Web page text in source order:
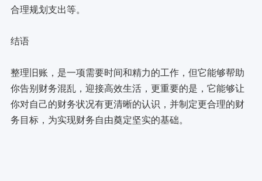
合理规划支出等。
结语
整理旧账，是一项需要时间和精力的工作，但它能够帮助
你告别财务混乱，迎接高效生活，更重要的是，它能够让
你对自己的财务状况有更清晰的认识，并制定更合理的财
务目标，为实现财务自由奠定坚实的基础。